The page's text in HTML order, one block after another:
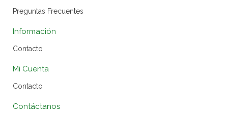
Preguntas Frecuentes
Información
Contacto
Mi Cuenta
Contacto
Contáctanos